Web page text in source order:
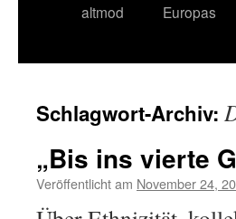
altmod
Europas
Schlagwort-Archiv:
„Bis ins vierte
Veröffentlicht am November 24,